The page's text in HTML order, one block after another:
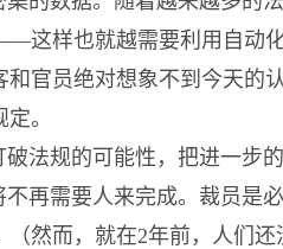
这样也就越需要利用自动
官员绝对想象不到今天的
。
法规的可能性，把进一步
再需要人来完成。裁员是
然而，就在2年前，人们还